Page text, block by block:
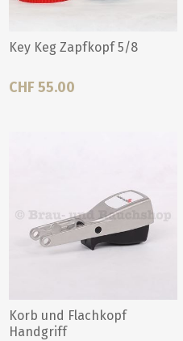
Key Keg Zapfkopf 5/8
CHF 55.00
Korb und Flachkopf
Handgriff